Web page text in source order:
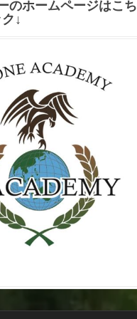
のホームページはこち
↓